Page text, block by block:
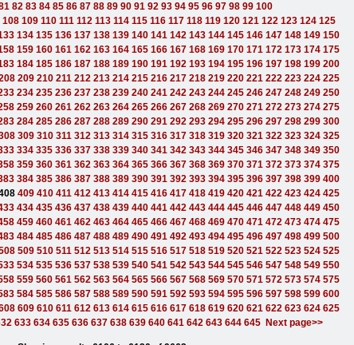
82 83 84 85 86 87 88 89 90 91 92 93 94 95 96 97 98 99 100
108 109 110 111 112 113 114 115 116 117 118 119 120 121 122 123 124 125
134 135 136 137 138 139 140 141 142 143 144 145 146 147 148 149 150
159 160 161 162 163 164 165 166 167 168 169 170 171 172 173 174 175
184 185 186 187 188 189 190 191 192 193 194 195 196 197 198 199 200
209 210 211 212 213 214 215 216 217 218 219 220 221 222 223 224 225
234 235 236 237 238 239 240 241 242 243 244 245 246 247 248 249 250
259 260 261 262 263 264 265 266 267 268 269 270 271 272 273 274 275
284 285 286 287 288 289 290 291 292 293 294 295 296 297 298 299 300
309 310 311 312 313 314 315 316 317 318 319 320 321 322 323 324 325
334 335 336 337 338 339 340 341 342 343 344 345 346 347 348 349 350
359 360 361 362 363 364 365 366 367 368 369 370 371 372 373 374 375
384 385 386 387 388 389 390 391 392 393 394 395 396 397 398 399 400
409 410 411 412 413 414 415 416 417 418 419 420 421 422 423 424 425
434 435 436 437 438 439 440 441 442 443 444 445 446 447 448 449 450
459 460 461 462 463 464 465 466 467 468 469 470 471 472 473 474 475
484 485 486 487 488 489 490 491 492 493 494 495 496 497 498 499 500
509 510 511 512 513 514 515 516 517 518 519 520 521 522 523 524 525
534 535 536 537 538 539 540 541 542 543 544 545 546 547 548 549 550
559 560 561 562 563 564 565 566 567 568 569 570 571 572 573 574 575
584 585 586 587 588 589 590 591 592 593 594 595 596 597 598 599 600
609 610 611 612 613 614 615 616 617 618 619 620 621 622 623 624 625
633 634 635 636 637 638 639 640 641 642 643 644 645 Next page>>